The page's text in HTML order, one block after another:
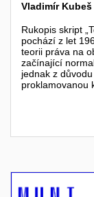
Vladimír Kubeš
Rukopis skript
pochází z let
teorii práva na
začínající
jednak z
proklamovanou